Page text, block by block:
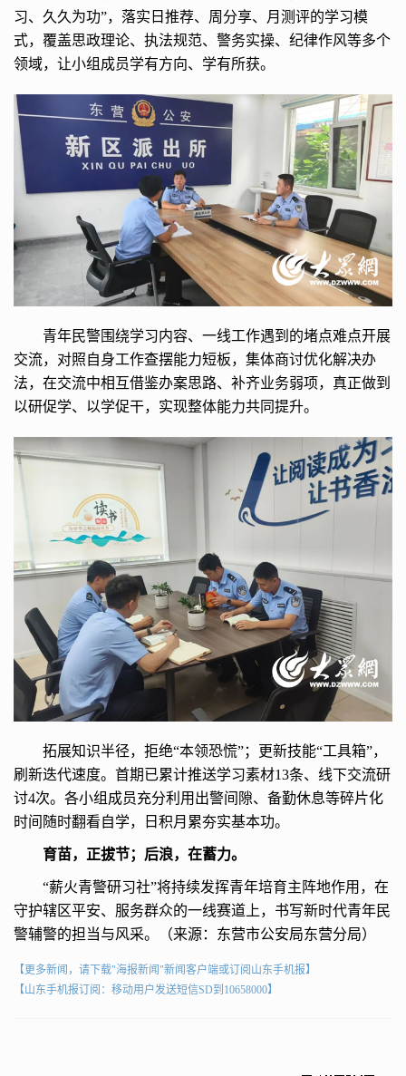
习、久久为功”，落实日推荐、周分享、月测评的学习模
式，覆盖思政理论、执法规范、警务实操、纪律作风等多个
领域，让小组成员学有方向、学有所获。
青年民警围绕学习内容、一线工作遇到的堵点难点开展
交流，对照自身工作查摆能力短板，集体商讨优化解决办
法，在交流中相互借鉴办案思路、补齐业务弱项，真正做到
以研促学、以学促干，实现整体能力共同提升。
拓展知识半径，拒绝“本领恐慌”；更新技能“工具箱”，
刷新迭代速度。首期已累计推送学习素材13条、线下交流研
讨4次。各小组成员充分利用出警间隙、备勤休息等碎片化
时间随时翻看自学，日积月累夯实基本功。
育苗，正拔节；后浪，在蓄力。
“薪火青警研习社”将持续发挥青年培育主阵地作用，在
守护辖区平安、服务群众的一线赛道上，书写新时代青年民
警辅警的担当与风采。（来源：东营市公安局东营分局）
【更多新闻，请下载"海报新闻"新闻客户端或订阅山东手机报】
【山东手机报订阅：移动用户发送短信SD到10658000】